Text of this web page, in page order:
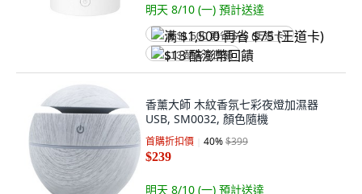
明天 8/10 (一) 預計送達
满 $1,500 再省 $75 (王道卡)
$13 酷澎幣回饋
香薰大師 木紋香氛七彩夜燈加濕器
USB, SM0032, 顏色隨機
首購折扣價 40%$399
$239
明天 8/10 (一) 預計送達